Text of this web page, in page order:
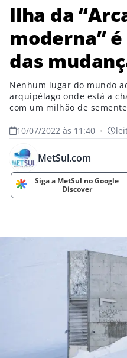
Ilha da
moderna”
das
Nenhum lugar do mundo
arquipélago onde está a
com um milhão de
10/07/2022 às 11:40 •
MetSul.com
Siga a MetSul no Google
Discover